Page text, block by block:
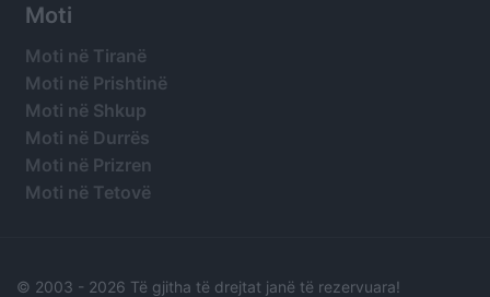
Moti
Moti në Tiranë
Moti në Prishtinë
Moti në Shkup
Moti në Durrës
Moti në Prizren
Moti në Tetovë
© 2003 - 2026 Të gjitha të drejtat janë të rezervuara!